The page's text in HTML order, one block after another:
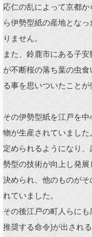
応仁の乱によって京都
ら伊勢型紙の産地とな
りません。
また、鈴鹿市にある子
が不断桜の落ち葉の虫
る事を思いついたこと
その伊勢型紙を江戸を
物が生産されていまし
定められるようになり
勢型の技術が向上し発
決められ、他のものが
れていました。
その後江戸の町人らに
推奨する命令)が出され